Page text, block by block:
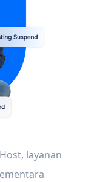
layanan